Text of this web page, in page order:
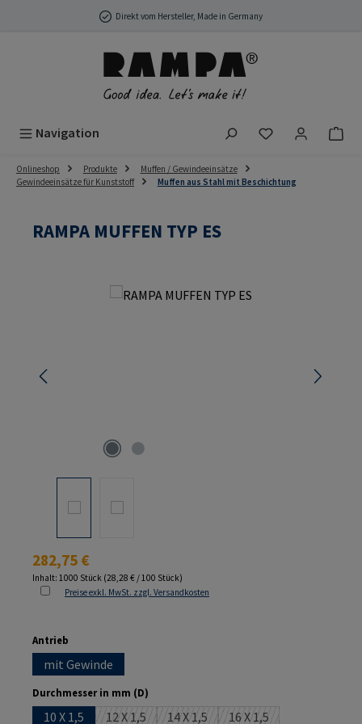
Zum Hauptinhalt springenDirekt vom Hersteller, Made in Germany
Navigation Du hast 0
Onlineshop Produkte
Muffen / Gewindeeinsätze
Gewindeeinsätze für Kunststoff
Muffen aus Stahl mit Beschichtung
RAMPA MUFFEN TYP ES
Bildergalerie überspringen
Regulärer Preis:
282,75 €
Inhalt: 1000 Stück (28,28 € / 100 Stück)
Preise exkl. MwSt. zzgl. Versandkosten
Antrieb
mit Gewinde
Durchmesser in mm (D)
10 X 1,5 12 X 1,5 14 X 1,5 16 X 1,5